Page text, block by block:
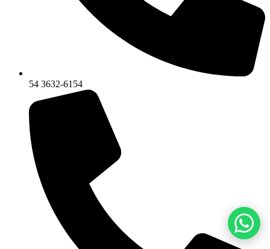
54 3632-6154